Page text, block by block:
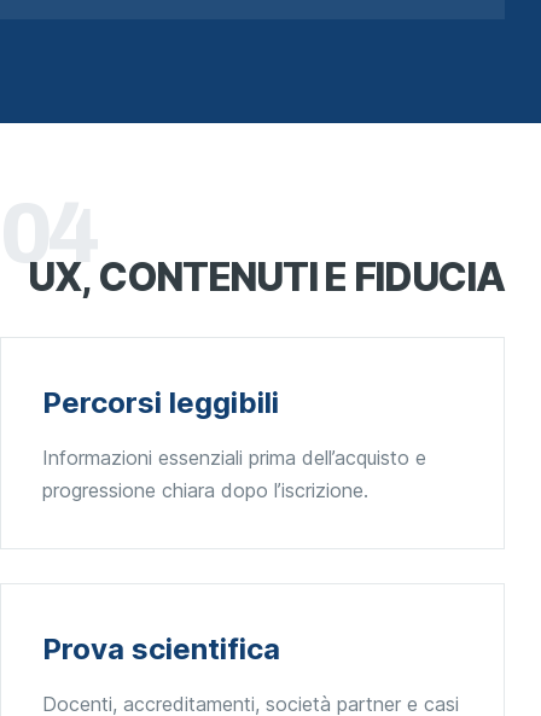
UX, CONTENUTI E FIDUCIA
Percorsi leggibili
Informazioni essenziali prima dell’acquisto e
progressione chiara dopo l’iscrizione.
Prova scientifica
Docenti, accreditamenti, società partner e casi